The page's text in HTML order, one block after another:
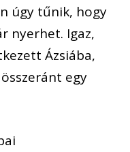
úgy tűnik, hogy
nyerhet. Igaz,
Ázsiába,
egy